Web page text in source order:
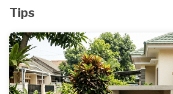
Tips